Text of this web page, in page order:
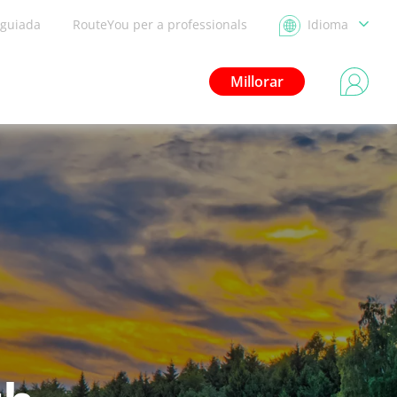
RouteYou per a professionals Idioma
Millorar